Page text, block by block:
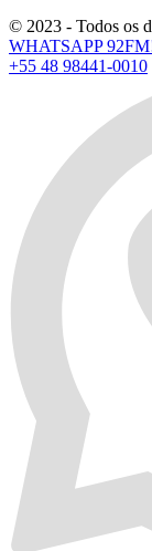
© 2023 - Todos os
WHATSAPP
+55 48 98441-0010